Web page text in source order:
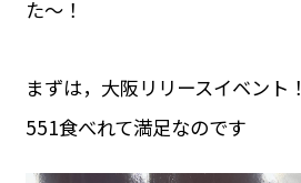
た〜！
まずは，大阪リリースイベント！
551食べれて満足なのです